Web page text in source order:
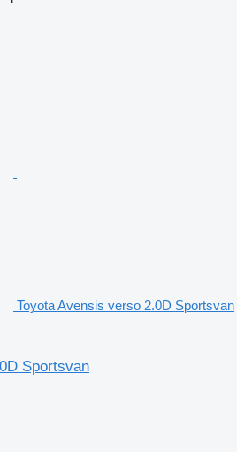
Toyota Avensis verso 2.0D Sportsvan
Sportsvan